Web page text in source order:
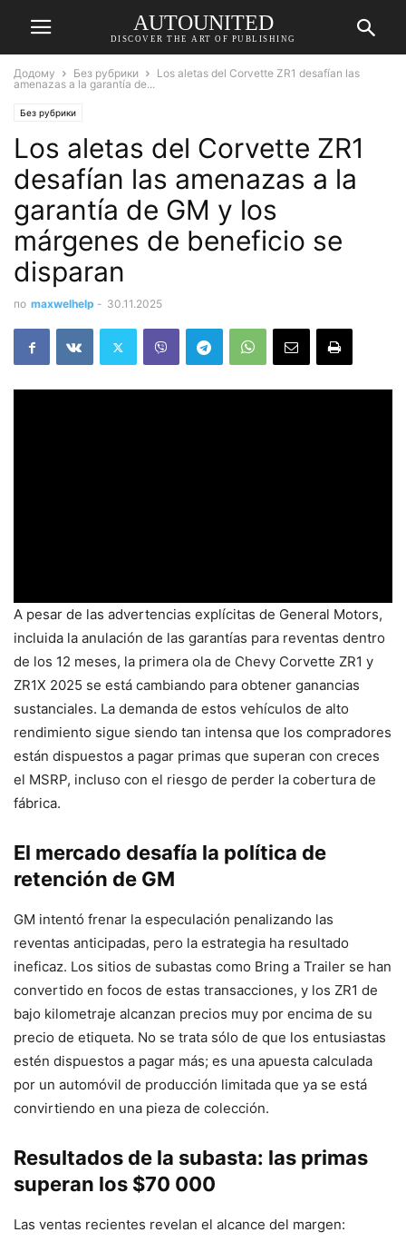
AUTOUNITED
DISCOVER THE ART OF PUBLISHING
Додому Без рубрики
Los aletas del Corvette ZR1 desafían las
amenazas a la garantía de...
Без рубрики
Los aletas del Corvette ZR1
desafían las amenazas a la
garantía de GM y los
márgenes de beneficio se
disparan
по maxwelhelp - 30.11.2025
A pesar de las advertencias explícitas de General Motors,
incluida la anulación de las garantías para reventas dentro
de los 12 meses, la primera ola de Chevy Corvette ZR1 y
ZR1X 2025 se está cambiando para obtener ganancias
sustanciales. La demanda de estos vehículos de alto
rendimiento sigue siendo tan intensa que los compradores
están dispuestos a pagar primas que superan con creces
el MSRP, incluso con el riesgo de perder la cobertura de
fábrica.
El mercado desafía la política de
retención de GM
GM intentó frenar la especulación penalizando las
reventas anticipadas, pero la estrategia ha resultado
ineficaz. Los sitios de subastas como Bring a Trailer se han
convertido en focos de estas transacciones, y los ZR1 de
bajo kilometraje alcanzan precios muy por encima de su
precio de etiqueta. No se trata sólo de que los entusiastas
estén dispuestos a pagar más; es una apuesta calculada
por un automóvil de producción limitada que ya se está
convirtiendo en una pieza de colección.
Resultados de la subasta: las primas
superan los $70 000
Las ventas recientes revelan el alcance del margen: